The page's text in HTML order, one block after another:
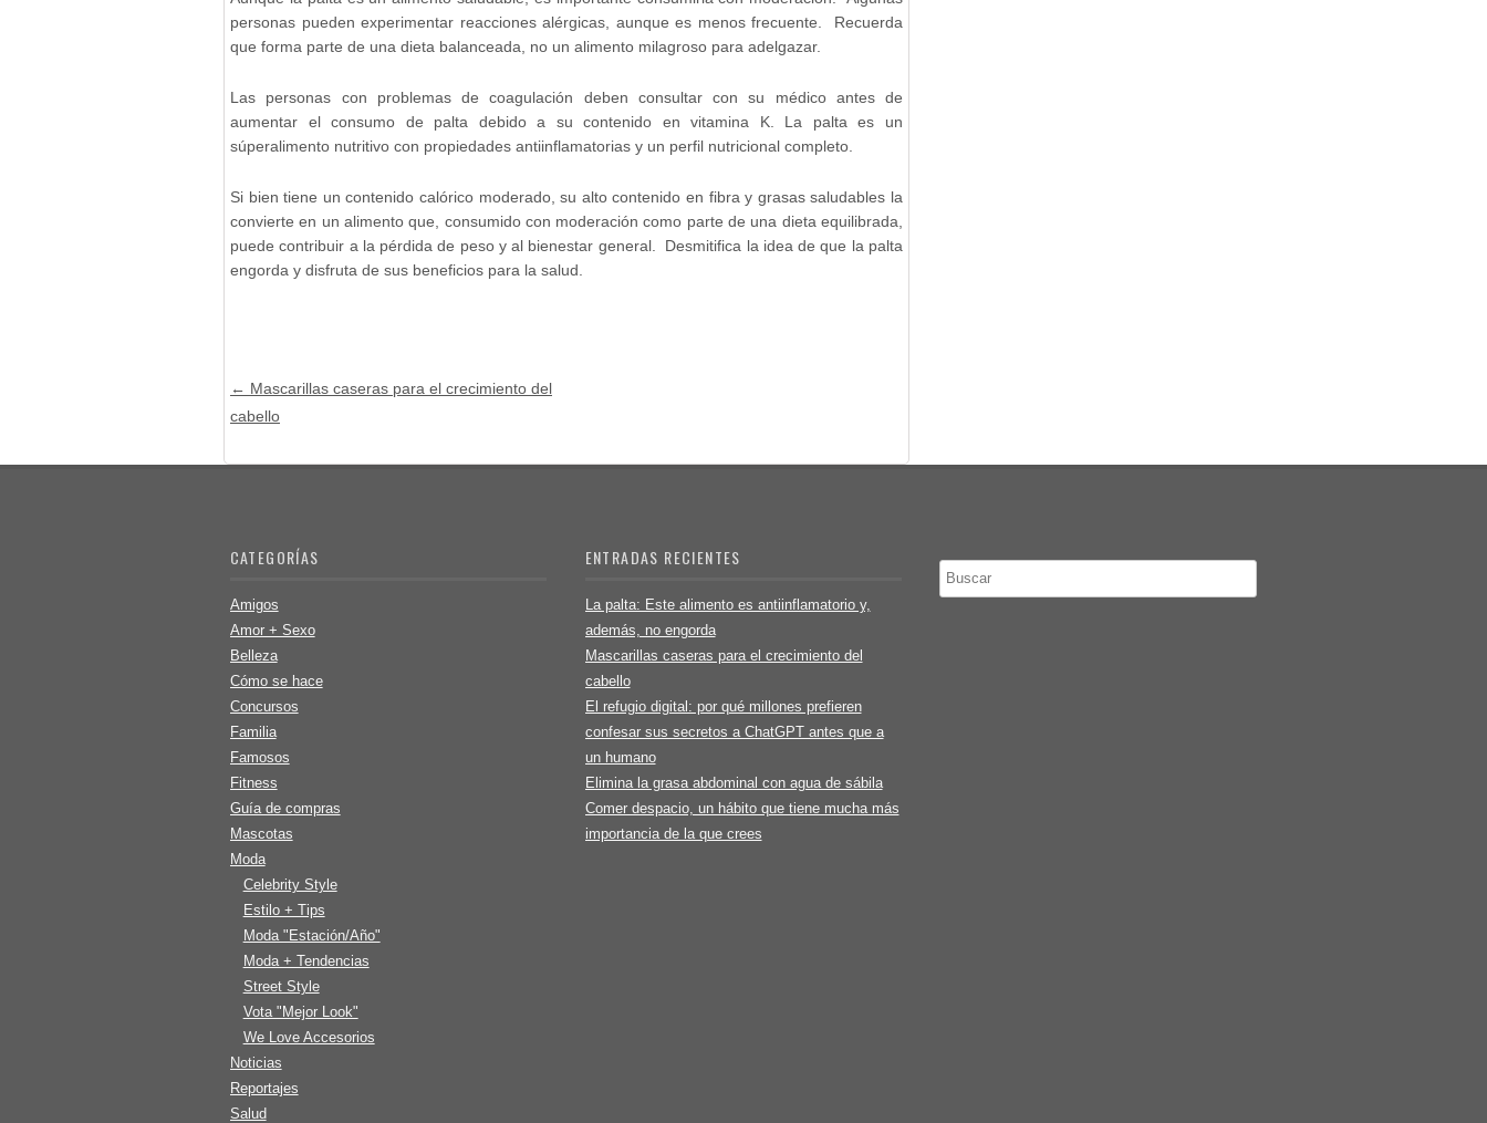
personas pueden experimentar reacciones alérgicas, aunque es menos frecuente. Recuerda
que forma parte de una dieta balanceada, no un alimento milagroso para adelgazar.
Las personas con problemas de coagulación deben consultar con su médico antes de
aumentar el consumo de palta debido a su contenido en vitamina K. La palta es un
súperalimento nutritivo con propiedades antiinflamatorias y un perfil nutricional completo.
Si bien tiene un contenido calórico moderado, su alto contenido en fibra y grasas saludables la
convierte en un alimento que, consumido con moderación como parte de una dieta equilibrada,
puede contribuir a la pérdida de peso y al bienestar general. Desmitifica la idea de que la palta
engorda y disfruta de sus beneficios para la salud.
Post navigation
← Mascarillas caseras para el crecimiento del
cabello
CATEGORÍAS
Amigos
Amor + Sexo
Belleza
Cómo se hace
Concursos
Familia
Famosos
Fitness
Guía de compras
Mascotas
Moda
Celebrity Style
Estilo + Tips
Moda "Estación/Año"
Moda + Tendencias
Street Style
Vota "Mejor Look"
We Love Accesorios
Noticias
Reportajes
Salud
ENTRADAS RECIENTES
La palta: Este alimento es antiinflamatorio y,
además, no engorda
Mascarillas caseras para el crecimiento del
cabello
El refugio digital: por qué millones prefieren
confesar sus secretos a ChatGPT antes que a
un humano
Elimina la grasa abdominal con agua de sábila
Comer despacio, un hábito que tiene mucha más
importancia de la que crees
Buscar